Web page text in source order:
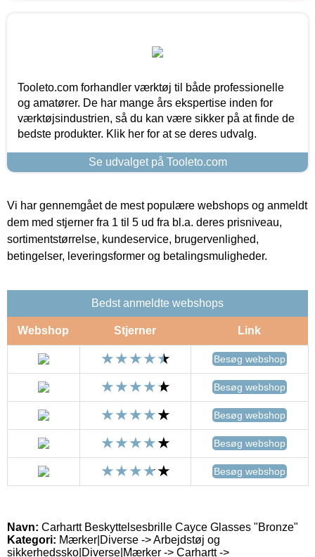
Tooleto.com forhandler værktøj til både professionelle
og amatører. De har mange års ekspertise inden for
værktøjsindustrien, så du kan være sikker på at finde de
bedste produkter. Klik her for at se deres udvalg.
Se udvalget på Tooleto.com
Vi har gennemgået de mest populære webshops og anmeldt
dem med stjerner fra 1 til 5 ud fra bl.a. deres prisniveau,
sortimentstørrelse, kundeservice, brugervenlighed,
betingelser, leveringsformer og betalingsmuligheder.
Bedst anmeldte webshops
Webshop Stjerner Link
Besøg webshop
Besøg webshop
Besøg webshop
Besøg webshop
Besøg webshop
Navn: Carhartt Beskyttelsesbrille Cayce Glasses "Bronze"
Kategori: Mærker|Diverse -> Arbejdstøj og
sikkerhedssko|Diverse|Mærker -> Carhartt ->